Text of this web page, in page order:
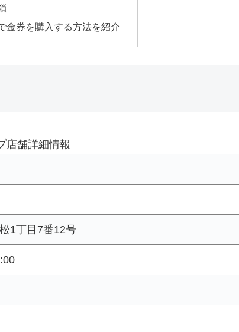
金券を購入する方法を紹介
店舗詳細情報
1丁目7番12号